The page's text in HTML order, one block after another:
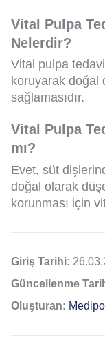
Vital Pulpa
Nelerdir?
Vital pulpa
koruyarak doğal
sağlamasıdır.
Vital Pulpa
mı?
Evet, süt
doğal olarak
korunması için
Giriş Tarihi:
Güncellenme
Oluşturan: